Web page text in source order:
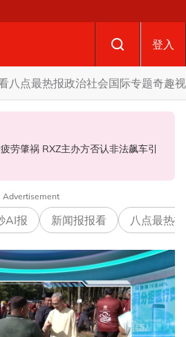
登入
八点最热报政治社会国际专题奇趣
雅：影响安邦居民各
否认非法飙车引开放与各方合作迎战甲州选 扎希：国阵捍卫甲州21席
Advertisement
AI报 新闻报报看 八点最热报